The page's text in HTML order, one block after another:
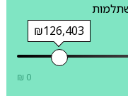
₪126,403
₪ 0